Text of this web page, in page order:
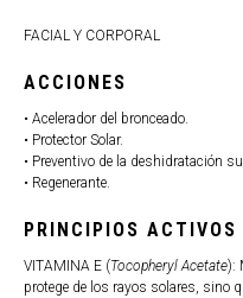
FACIAL Y CORPORAL
ACCIONES
• Acelerador del bronceado.
• Protector Solar.
• Preventivo de la deshidratación
• Regenerante.
PRINCIPIOS ACTIVOS
VITAMINA E (Tocopheryl Acetate):
protege de los rayos solares, sino